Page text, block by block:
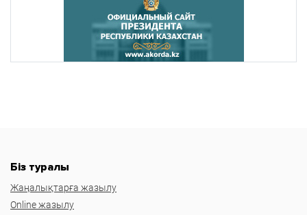
Біз туралы
Жаңалықтарға жазылу
Online жазылу